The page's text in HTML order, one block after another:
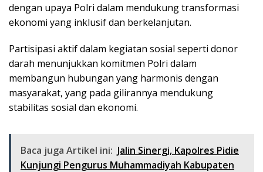
dengan upaya Polri dalam mendukung transformasi
ekonomi yang inklusif dan berkelanjutan.
Partisipasi aktif dalam kegiatan sosial seperti donor
darah menunjukkan komitmen Polri dalam
membangun hubungan yang harmonis dengan
masyarakat, yang pada gilirannya mendukung
stabilitas sosial dan ekonomi.
Baca juga Artikel ini: Jalin Sinergi, Kapolres Pidie
Kunjungi Pengurus Muhammadiyah Kabupaten